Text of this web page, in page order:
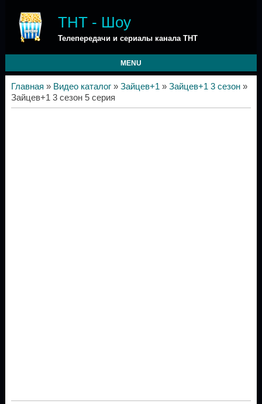
ТНТ - Шоу
Телепередачи и сериалы канала ТНТ
MENU
Главная » Видео каталог» Зайцев+1 » Зайцев+1 3 сезон»
Зайцев+1 3 сезон 5 серия